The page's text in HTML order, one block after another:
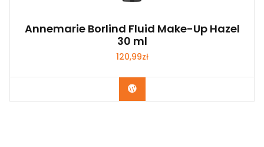
Annemarie Borlind Fluid Make-Up Hazel
30 ml
120,99zł
Zobacz